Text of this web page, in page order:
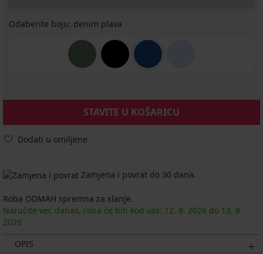
Odaberite boju: denim plava
STAVITE U KOŠARICU
Dodati u omiljene
Zamjena i povrat do 30 dana.
Roba ODMAH spremna za slanje.
Naručite već danas, roba će biti kod vas: 12. 8. 2026 do 13. 8.
2026
OPIS